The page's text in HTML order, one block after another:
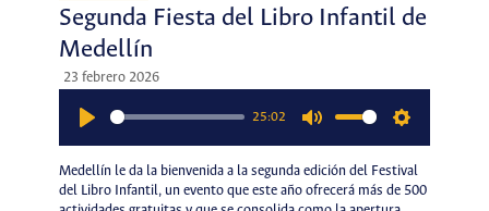
Segunda Fiesta del Libro Infantil de
Medellín
23 febrero 2026
25:02
Medellín le da la bienvenida a la segunda edición del Festival
del Libro Infantil, un evento que este año ofrecerá más de 500